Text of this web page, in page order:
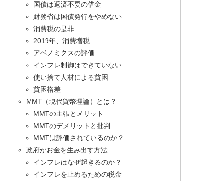
国債は返済不要の借金
財務省は国債発行をやめない
消費税の是非
2019年、消費増税
アベノミクスの評価
インフレ制御はできていない
使い捨て人材による貧困
貧困格差
MMT（現代貨幣理論）とは？
MMTの主張とメリット
MMTのデメリットと批判
MMTは評価されているのか？
政府がお金を生み出す方法
インフレはなぜ起きるのか？
インフレを止めるための税金